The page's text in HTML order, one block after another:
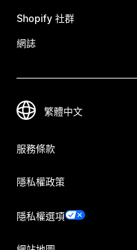
Shopify 社群
網誌
服務條款
隱私權政策
隱私權選項